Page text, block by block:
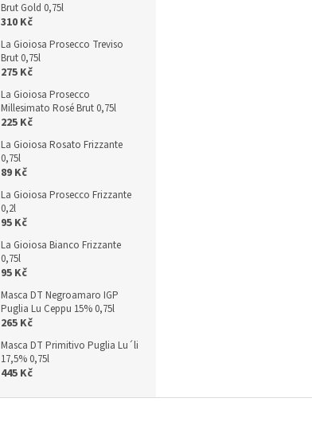
Brut Gold 0,75l
310 Kč
La Gioiosa Prosecco Treviso
Brut 0,75l
275 Kč
La Gioiosa Prosecco
Millesimato Rosé Brut 0,75l
225 Kč
La Gioiosa Rosato Frizzante
0,75l
89 Kč
La Gioiosa Prosecco Frizzante
0,2l
95 Kč
La Gioiosa Bianco Frizzante
0,75l
95 Kč
Masca DT Negroamaro IGP
Puglia Lu Ceppu 15% 0,75l
265 Kč
Masca DT Primitivo Puglia Lu´li
17,5% 0,75l
445 Kč